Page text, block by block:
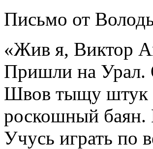
Письмо от
«Жив я, Виктор
Пришли на Урал.
Швов тыщу штук
роскошный баян.
Учусь играть по